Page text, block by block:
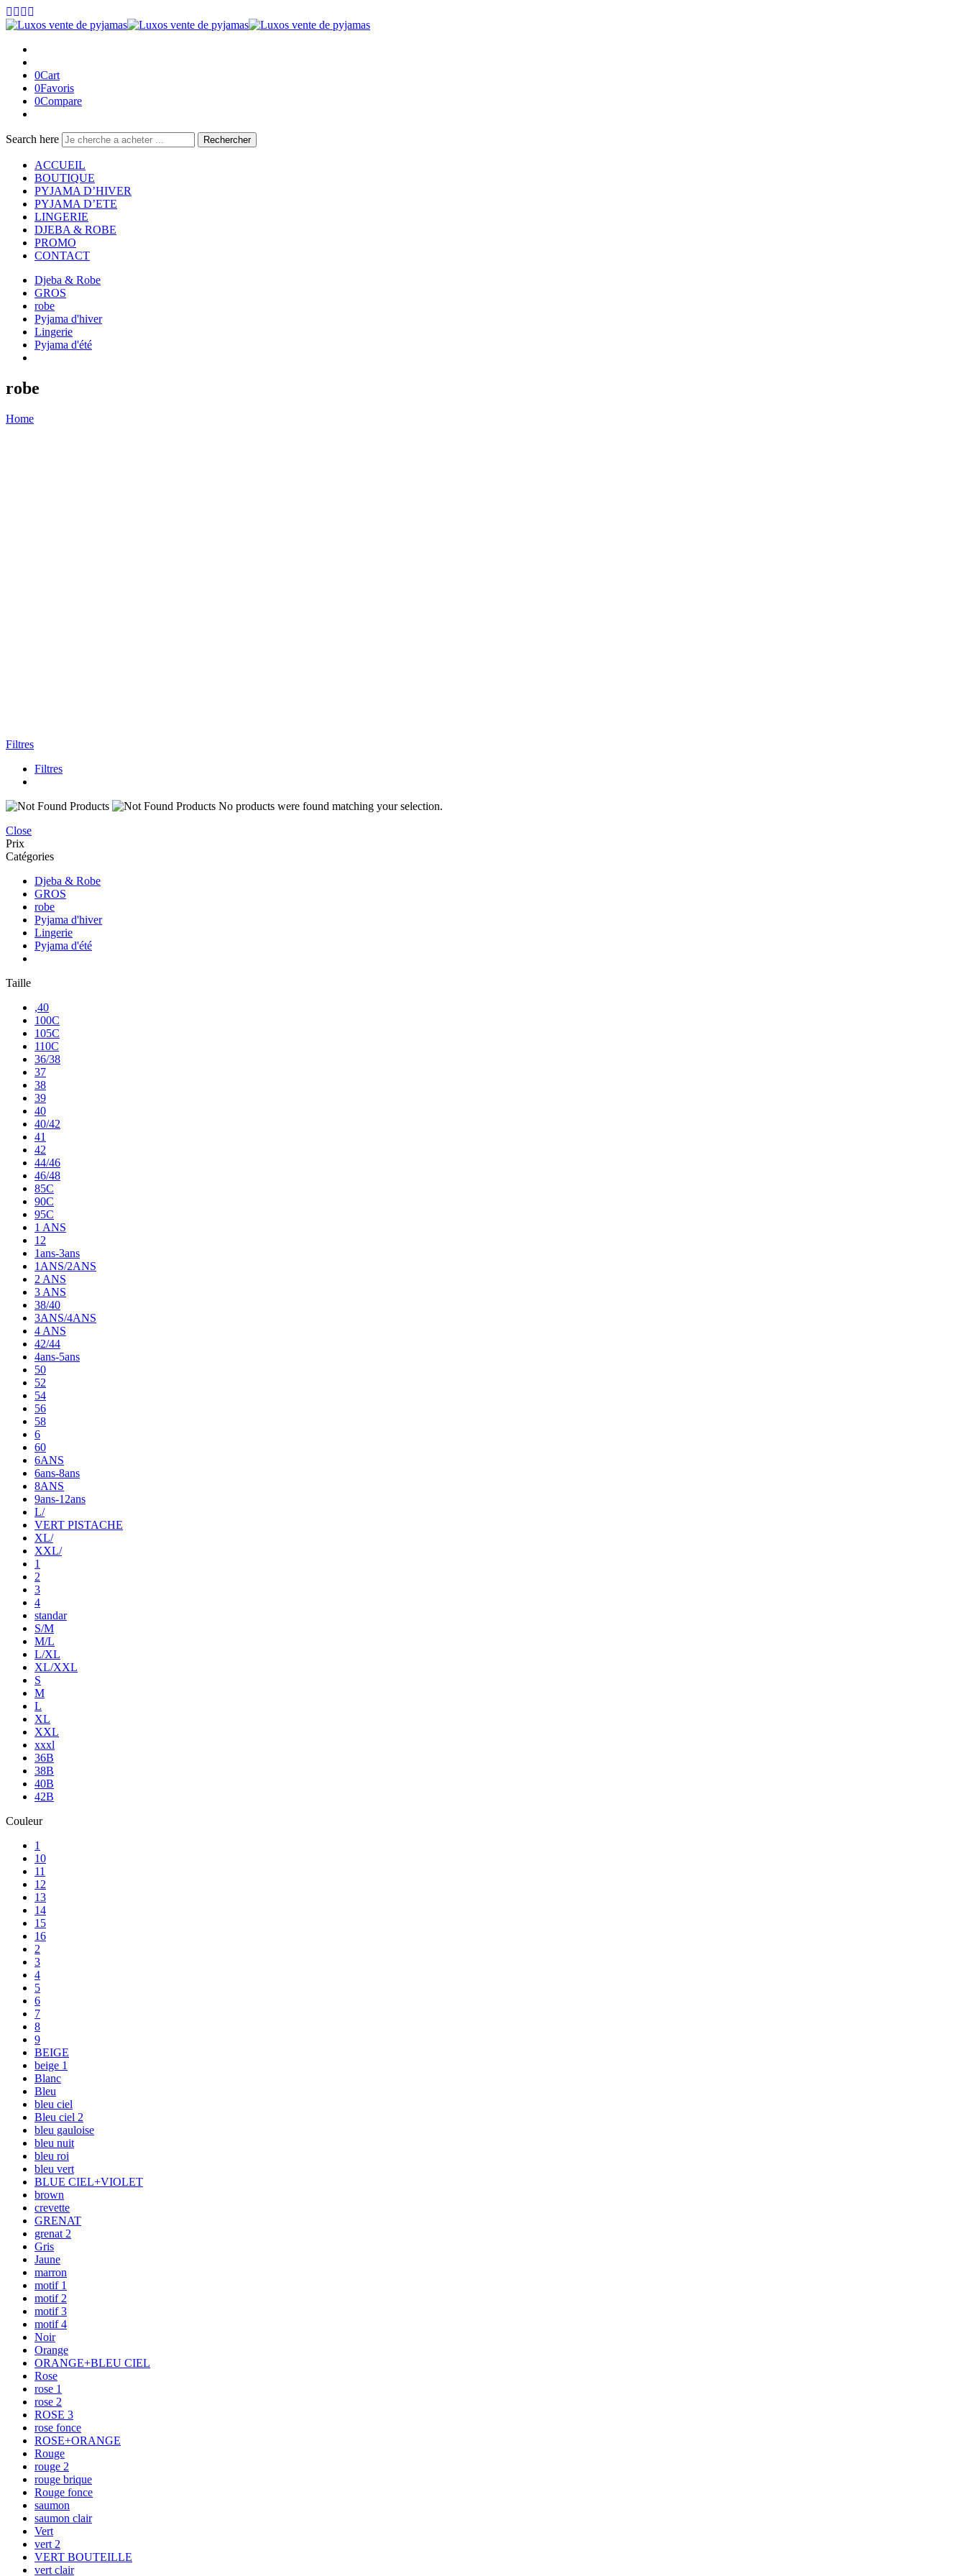
0Cart
0Favoris
0Compare
Search here Rechercher
ACCUEIL
BOUTIQUE
PYJAMA D’HIVER
PYJAMA D’ETE
LINGERIE
DJEBA & ROBE
PROMO
CONTACT
Djeba & Robe
GROS
robe
Pyjama d'hiver
Lingerie
Pyjama d'été
robe
Home
Filtres
Filtres
No products were found matching your selection.
Close
Prix
Catégories
Djeba & Robe
GROS
robe
Pyjama d'hiver
Lingerie
Pyjama d'été
Taille
,40
100C
105C
110C
36/38
37
38
39
40
40/42
41
42
44/46
46/48
85C
90C
95C
1 ANS
12
1ans-3ans
1ANS/2ANS
2 ANS
3 ANS
38/40
3ANS/4ANS
4 ANS
42/44
4ans-5ans
50
52
54
56
58
6
60
6ANS
6ans-8ans
8ANS
9ans-12ans
L/
VERT PISTACHE
XL/
XXL/
1
2
3
4
standar
S/M
M/L
L/XL
XL/XXL
S
M
L
XL
XXL
xxxl
36B
38B
40B
42B
Couleur
1
10
11
12
13
14
15
16
2
3
4
5
6
7
8
9
BEIGE
beige 1
Blanc
Bleu
bleu ciel
Bleu ciel 2
bleu gauloise
bleu nuit
bleu roi
bleu vert
BLUE CIEL+VIOLET
brown
crevette
GRENAT
grenat 2
Gris
Jaune
marron
motif 1
motif 2
motif 3
motif 4
Noir
Orange
ORANGE+BLEU CIEL
Rose
rose 1
rose 2
ROSE 3
rose fonce
ROSE+ORANGE
Rouge
rouge 2
rouge brique
Rouge fonce
saumon
saumon clair
Vert
vert 2
VERT BOUTEILLE
vert clair